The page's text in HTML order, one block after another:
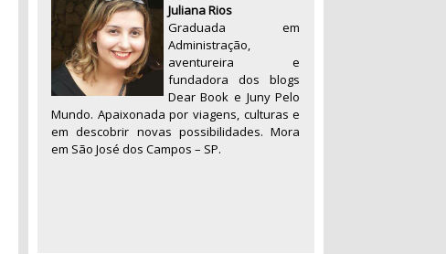
Juliana Rios
Graduada em
Administração,
aventureira e
fundadora dos blogs
Dear Book e Juny Pelo
Mundo. Apaixonada por viagens, culturas e
em descobrir novas possibilidades. Mora
em São José dos Campos – SP.